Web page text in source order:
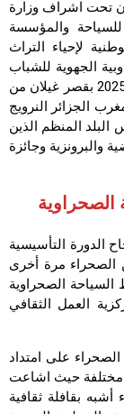
تحت اشراف وزارة
والمؤسسة
لإحياء التراث
الجهوية للشباب
والرياضة بقبلي وذلك من 29 أكتوبر الى نوفمبر 2025 بقصر غيلان من
الجزائر النرويج
البلد المنظم الذين
والبرونزية وجائزة
الصحراوية
الدورة التأسيسية
الصحراء مرة أخرى
الصحراوية
العمل الثقافي
على امتداد
حيث اشاعت
بقافلة ثقافية